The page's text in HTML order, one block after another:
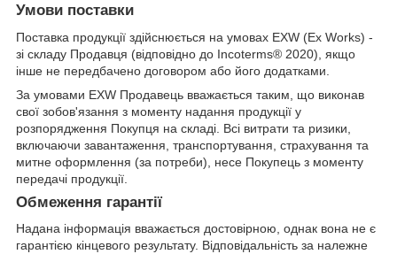
Умови поставки
Поставка продукції здійснюється на умовах EXW (Ex Works) -
зі складу Продавця (відповідно до Incoterms® 2020), якщо
інше не передбачено договором або його додатками.
За умовами EXW Продавець вважається таким, що виконав
свої зобов'язання з моменту надання продукції у
розпорядження Покупця на складі. Всі витрати та ризики,
включаючи завантаження, транспортування, страхування та
митне оформлення (за потреби), несе Покупець з моменту
передачі продукції.
Обмеження гарантії
Надана інформація вважається достовірною, однак вона не є
гарантією кінцевого результату. Відповідальність за належне